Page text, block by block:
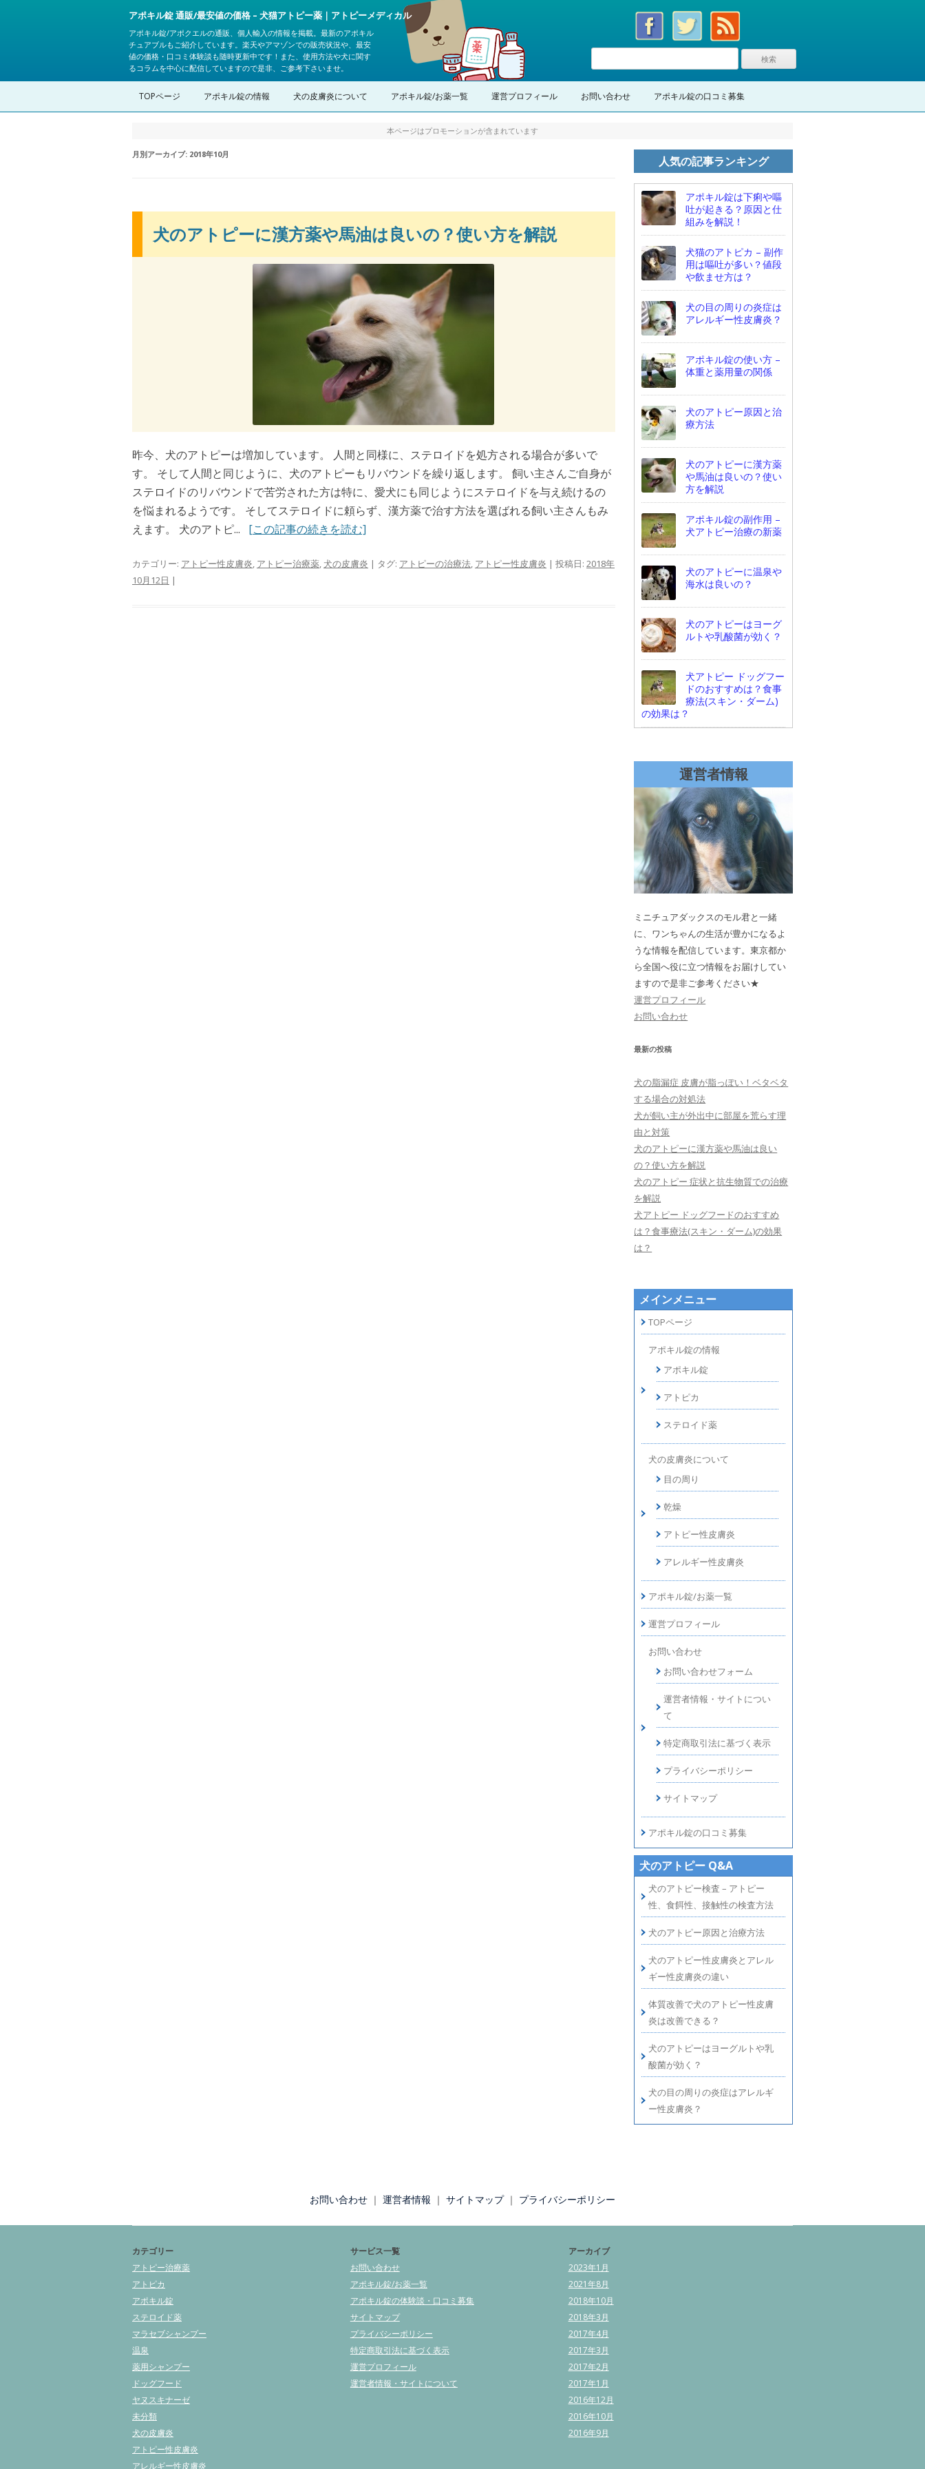
アポキル錠 通販/最安値の価格 – 犬猫アトピー薬｜アトピーメディカル
アポキル錠/アポクエルの通販、個人輸入の情報を掲載。最新のアポキル
チュアブルもご紹介しています。楽天やアマゾンでの販売状況や、最安
値の価格・口コミ体験談も随時更新中です！また、使用方法や犬に関す
るコラムを中心に配信していますので是非、ご参考下さいませ。
コンテンツへスキップ
TOPページ アポキル錠の情報 犬の皮膚炎について アポキル錠/お薬一覧 運営プロフィール お問い合わせ アポキル錠の口コミ募集
本ページはプロモーションが含まれています
月別アーカイブ: 2018年10月
犬のアトピーに漢方薬や馬油は良いの？使い方を解説
昨今、犬のアトピーは増加しています。 人間と同様に、ステロイドを処方される場合が多いで
す。 そして人間と同じように、犬のアトピーもリバウンドを繰り返します。 飼い主さんご自身が
ステロイドのリバウンドで苦労された方は特に、愛犬にも同じようにステロイドを与え続けるの
を悩まれるようです。 そしてステロイドに頼らず、漢方薬で治す方法を選ばれる飼い主さんもみ
えます。 犬のアトピ... [この記事の続きを読む]
カテゴリー: アトピー性皮膚炎, アトピー治療薬, 犬の皮膚炎 | タグ: アトピーの治療法, アトピー性皮膚炎 | 投稿日: 2018年
10月12日 |
人気の記事ランキング
アポキル錠は下痢や嘔
吐が起きる？原因と仕
組みを解説！
犬猫のアトピカ – 副作
用は嘔吐が多い？値段
や飲ませ方は？
犬の目の周りの炎症は
アレルギー性皮膚炎？
アポキル錠の使い方 –
体重と薬用量の関係
犬のアトピー原因と治
療方法
犬のアトピーに漢方薬
や馬油は良いの？使い
方を解説
アポキル錠の副作用 –
犬アトピー治療の新薬
犬のアトピーに温泉や
海水は良いの？
犬のアトピーはヨーグ
ルトや乳酸菌が効く？
犬アトピー ドッグフー
ドのおすすめは？食事
療法(スキン・ダーム)
の効果は？
運営者情報
ミニチュアダックスのモル君と一緒
に、ワンちゃんの生活が豊かになるよ
うな情報を配信しています。東京都か
ら全国へ役に立つ情報をお届けしてい
ますので是非ご参考ください★
運営プロフィール
お問い合わせ
最新の投稿
犬の脂漏症 皮膚が脂っぽい！ベタベタ
する場合の対処法
犬が飼い主が外出中に部屋を荒らす理
由と対策
犬のアトピーに漢方薬や馬油は良い
の？使い方を解説
犬のアトピー 症状と抗生物質での治療
を解説
犬アトピー ドッグフードのおすすめ
は？食事療法(スキン・ダーム)の効果
は？
メインメニュー
TOPページ
アポキル錠の情報
アポキル錠
アトピカ
ステロイド薬
犬の皮膚炎について
目の周り
乾燥
アトピー性皮膚炎
アレルギー性皮膚炎
アポキル錠/お薬一覧
運営プロフィール
お問い合わせ
お問い合わせフォーム
運営者情報・サイトについ
て
特定商取引法に基づく表示
プライバシーポリシー
サイトマップ
アポキル錠の口コミ募集
犬のアトピー Q&A
犬のアトピー検査 – アトピー
性、食餌性、接触性の検査方法
犬のアトピー原因と治療方法
犬のアトピー性皮膚炎とアレル
ギー性皮膚炎の違い
体質改善で犬のアトピー性皮膚
炎は改善できる？
犬のアトピーはヨーグルトや乳
酸菌が効く？
犬の目の周りの炎症はアレルギ
ー性皮膚炎？
お問い合わせ ｜ 運営者情報 ｜ サイトマップ｜ プライバシーポリシー
カテゴリー
アトピー治療薬
アトピカ
アポキル錠
ステロイド薬
マラセブシャンプー
温泉
薬用シャンプー
ドッグフード
ヤヌスキナーゼ
未分類
犬の皮膚炎
アトピー性皮膚炎
アレルギー性皮膚炎
サービス一覧
お問い合わせ
アポキル錠/お薬一覧
アポキル錠の体験談・口コミ募集
サイトマップ
プライバシーポリシー
特定商取引法に基づく表示
運営プロフィール
運営者情報・サイトについて
アーカイブ
2023年1月
2021年8月
2018年10月
2018年3月
2017年4月
2017年3月
2017年2月
2017年1月
2016年12月
2016年10月
2016年9月